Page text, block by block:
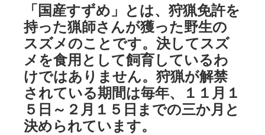
「国産すずめ」とは、狩猟免許を
持った猟師さんが獲った野生の
スズメのことです。決してスズ
メを食用として飼育しているわ
けではありません。狩猟が解禁
されている期間は毎年、１１月１
５日～２月１５日までの三か月と
決められています。